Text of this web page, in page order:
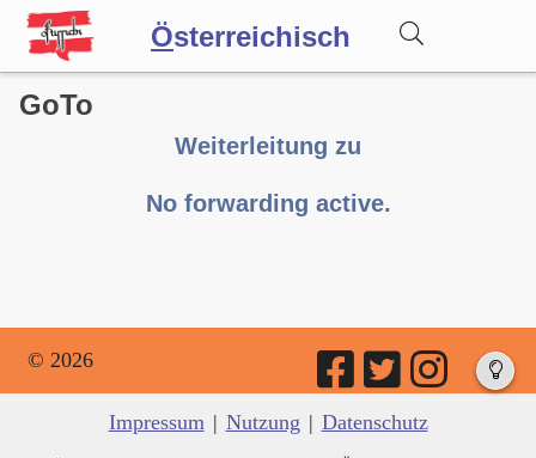
Österreichisch
Wörterbuch
GoTo
Weiterleitung zu
No forwarding active.
© 2026
Impressum | Nutzung | Datenschutz